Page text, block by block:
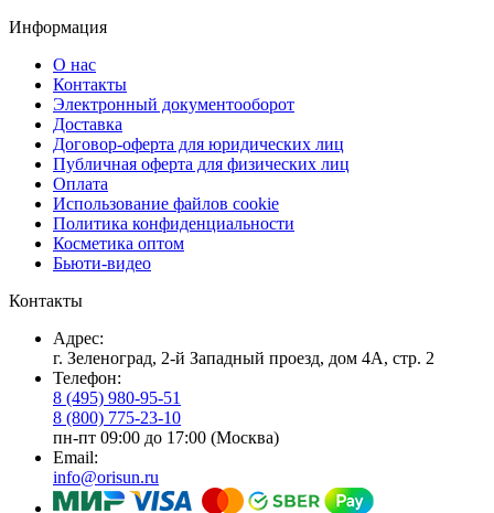
Информация
О нас
Контакты
Электронный документооборот
Доставка
Договор-оферта для юридических лиц
Публичная оферта для физических лиц
Оплата
Использование файлов cookie
Политика конфиденциальности
Косметика оптом
Бьюти-видео
Контакты
Адрес:
г. Зеленоград, 2-й Западный проезд, дом 4А, стр. 2
Телефон:
8 (495) 980-95-51
8 (800) 775-23-10
пн-пт 09:00 до 17:00 (Москва)
Email:
info@orisun.ru